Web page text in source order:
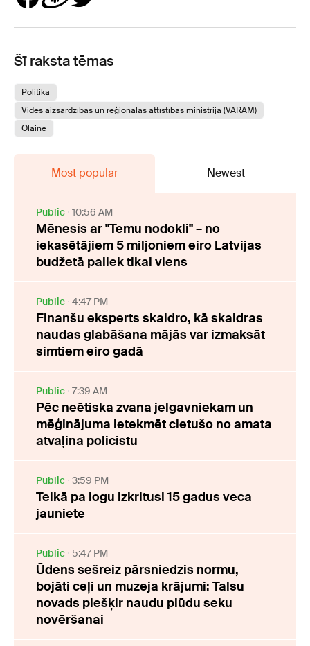
Šī raksta tēmas
Politika
Vides aizsardzības un reģionālās attīstības ministrija (VARAM)
Olaine
Most popular Newest
Public 10:56 AM
Mēnesis ar "Temu nodokli" – no
iekasētājiem 5 miljoniem eiro Latvijas
budžetā paliek tikai viens
Public 4:47 PM
Finanšu eksperts skaidro, kā skaidras
naudas glabāšana mājās var izmaksāt
simtiem eiro gadā
Public 7:39 AM
Pēc neētiska zvana jelgavniekam un
mēģinājuma ietekmēt cietušo no amata
atvaļina policistu
Public 3:59 PM
Teikā pa logu izkritusi 15 gadus veca
jauniete
Public 5:47 PM
Ūdens sešreiz pārsniedzis normu,
bojāti ceļi un muzeja krājumi: Talsu
novads piešķir naudu plūdu seku
novēršanai